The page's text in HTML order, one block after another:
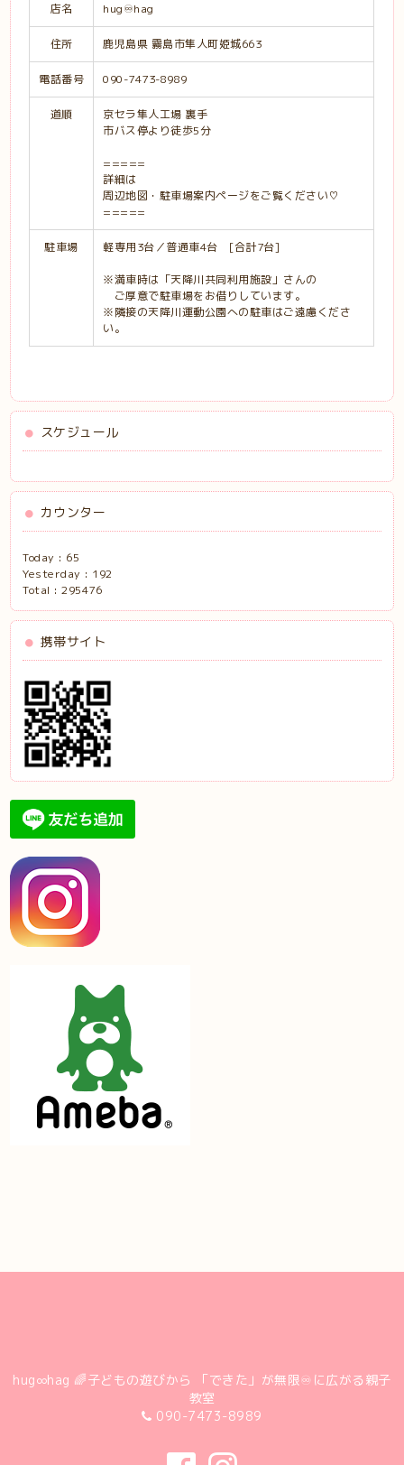
店名 hug♾hag
住所 鹿児島県 霧島市隼人町姫城663
電話番号 090-7473-8989
道順
京セラ隼人工場 裏手
市バス停より徒歩5分
=====
詳細は
周辺地図・駐車場案内ページをご覧ください♡
=====
駐車場 軽専用3台／普通車4台 [合計7台]
※満車時は「天降川共同利用施設」さんの
ご厚意で駐車場をお借りしています。
※隣接の天降川運動公園への駐車はご遠慮くださ
い。
スケジュール
カウンター
Today : 65
Yesterday : 192
Total :295476
携帯サイト
hug∞hag 🌈子どもの遊びから 「できた」が無限♾に広がる親子
教室
090-7473-8989